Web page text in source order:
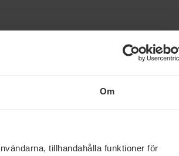
Om
tillhandahålla funktioner för